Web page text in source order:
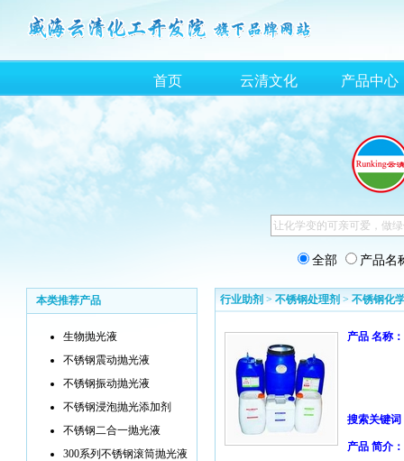
首页 云清文化 产品中心
全部 产品名
本类推荐产品
生物抛光液
不锈钢震动抛光液
不锈钢振动抛光液
不锈钢浸泡抛光添加剂
不锈钢二合一抛光液
300系列不锈钢滚筒抛光液
行业助剂 > 不锈钢处理剂 > 不锈钢化
产品 名称：
搜索关键词
产品 简介：